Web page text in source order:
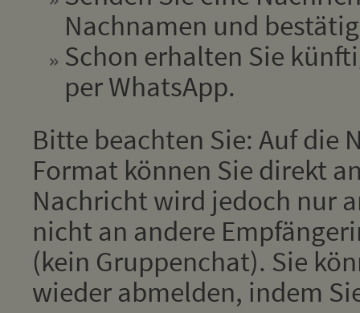
Nachnamen und
Schon erhalten Sie
per WhatsApp.
Bitte beachten Sie: Auf die
Format können Sie direkt
Nachricht wird jedoch nur
nicht an andere
(kein Gruppenchat). Sie
wieder abmelden, indem